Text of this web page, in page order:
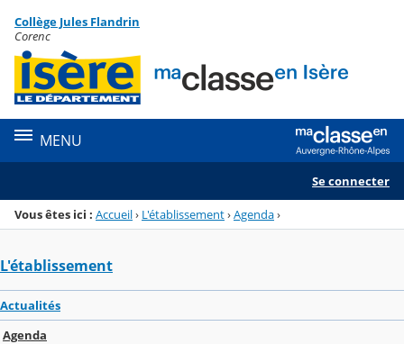
Menu de la rubrique
Contenu
Collège Jules Flandrin
Corenc
MENU
Se connecter
Vous êtes ici : Accueil› L'établissement›Agenda›
L'établissement
Actualités
Agenda